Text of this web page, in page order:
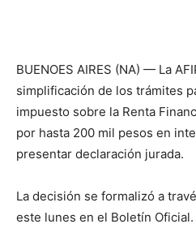
BUENOES AIRES (NA) — La
simplificación de los trámites
impuesto sobre la Renta
por hasta 200 mil pesos en
presentar declaración jurada.
La decisión se formalizó a
este lunes en el Boletín Oficial.